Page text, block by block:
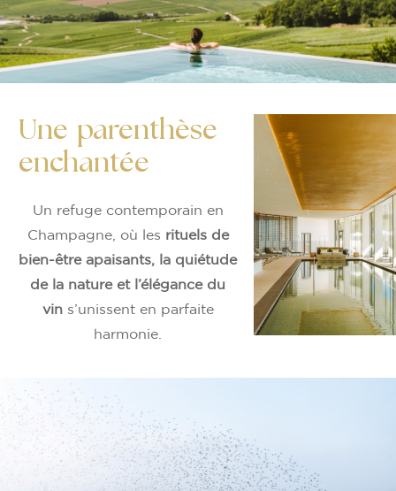
Une parenthèse
enchantée
Un refuge contemporain en
Champagne, où les rituels de
bien-être apaisants, la quiétude
de la nature et l’élégance du
vins’unissent en parfaite
harmonie.